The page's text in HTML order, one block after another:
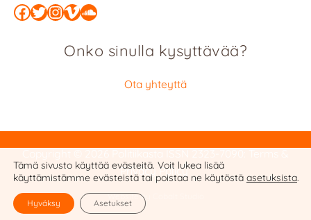
Facebook
Twitter
Instagram
Vimeo
SoundCloud
Onko sinulla kysyttävää?
Ota yhteyttä
Privacy Policy
Website by Cobalt Studio
Tämä sivusto käyttää evästeitä. Voit lukea lisää
käyttämistämme evästeistä tai poistaa ne käytöstä asetuksista.
Hyväksy Asetukset